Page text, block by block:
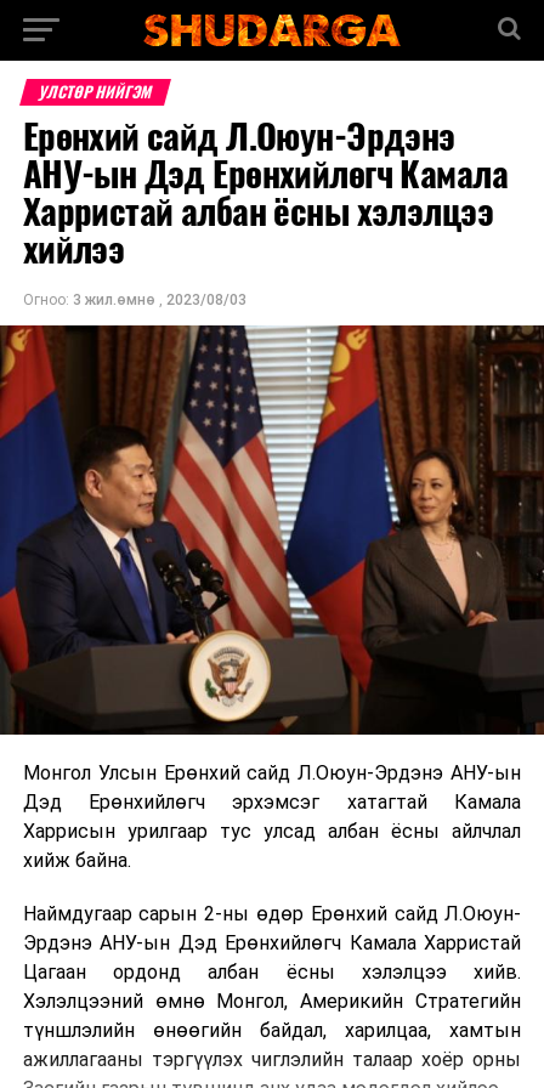
УЛСТӨР НИЙГЭМ
Ерөнхий сайд Л.Оюун-Эрдэнэ
АНУ-ын Дэд Ерөнхийлөгч Камала
Харристай албан ёсны хэлэлцээ
хийлээ
Огноо: 3 жил.өмнө , 2023/08/03
Монгол Улсын Ерөнхий сайд Л.Оюун-Эрдэнэ АНУ-ын
Дэд Ерөнхийлөгч эрхэмсэг хатагтай Камала
Харрисын урилгаар тус улсад албан ёсны айлчлал
хийж байна.
Наймдугаар сарын 2-ны өдөр Ерөнхий сайд Л.Оюун-
Эрдэнэ АНУ-ын Дэд Ерөнхийлөгч Камала Харристай
Цагаан ордонд албан ёсны хэлэлцээ хийв.
Хэлэлцээний өмнө Монгол, Америкийн Стратегийн
түншлэлийн өнөөгийн байдал, харилцаа, хамтын
ажиллагааны тэргүүлэх чиглэлийн талаар хоёр орны